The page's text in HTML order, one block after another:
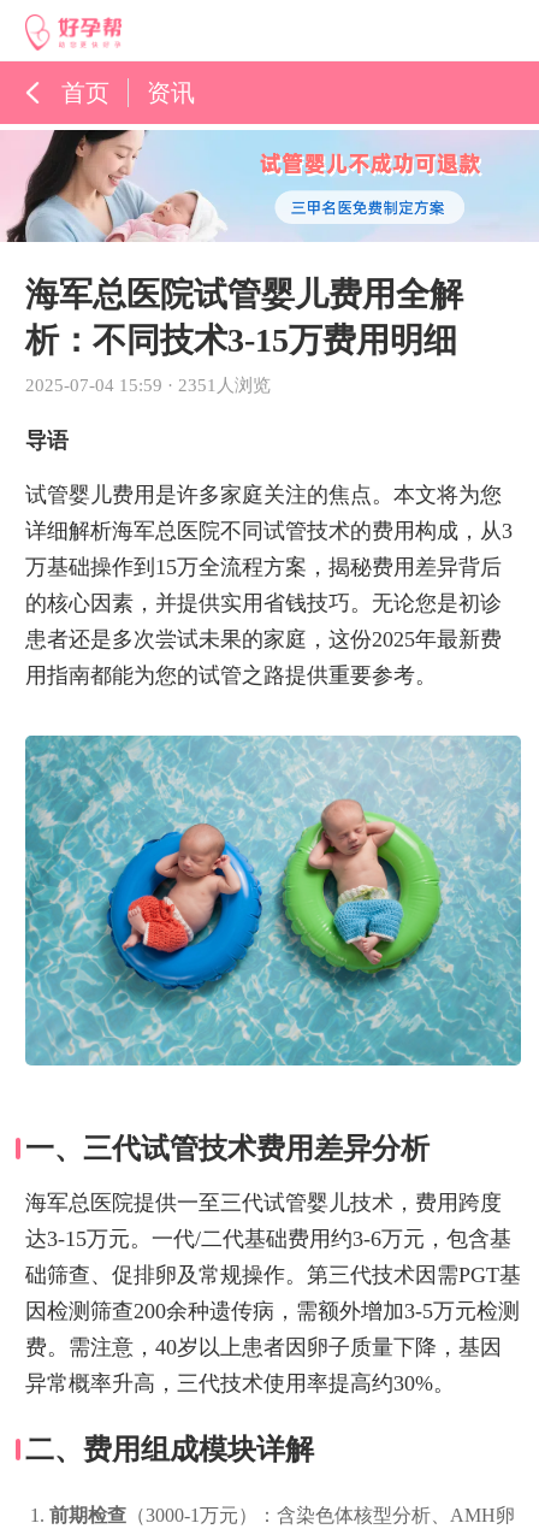
首页 资讯
孕育百科
综合资讯
海军总医院试管婴儿费用全解
析：不同技术3-15万费用明细
2025-07-04 15:59 · 2351人浏览
导语
试管婴儿费用是许多家庭关注的焦点。本文将为您
详细解析海军总医院不同试管技术的费用构成，从3
万基础操作到15万全流程方案，揭秘费用差异背后
的核心因素，并提供实用省钱技巧。无论您是初诊
患者还是多次尝试未果的家庭，这份2025年最新费
用指南都能为您的试管之路提供重要参考。
一、三代试管技术费用差异分析
海军总医院提供一至三代试管婴儿技术，费用跨度
达3-15万元。一代/二代基础费用约3-6万元，包含基
础筛查、促排卵及常规操作。第三代技术因需PGT基
因检测筛查200余种遗传病，需额外增加3-5万元检测
费。需注意，40岁以上患者因卵子质量下降，基因
异常概率升高，三代技术使用率提高约30%。
二、费用组成模块详解
前期检查（3000-1万元）：含染色体核型分析、AMH卵